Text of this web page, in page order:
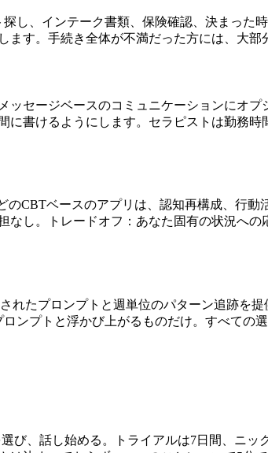
し、インテーク書類、保険確認、決まった
す。手続き全体が不満だった方には、大部
セージベースのコミュニケーションにオ
書けるようにします。セラピストは勤務
のCBTベースのアプリは、認知再構成、行
し。トレードオフ：あなた固有の状況へ
れたプロンプトと週単位のパターン追跡を
ンプトと浮かび上がるものだけ。すべての
び、話し始める。トライアルは7日間、ニ